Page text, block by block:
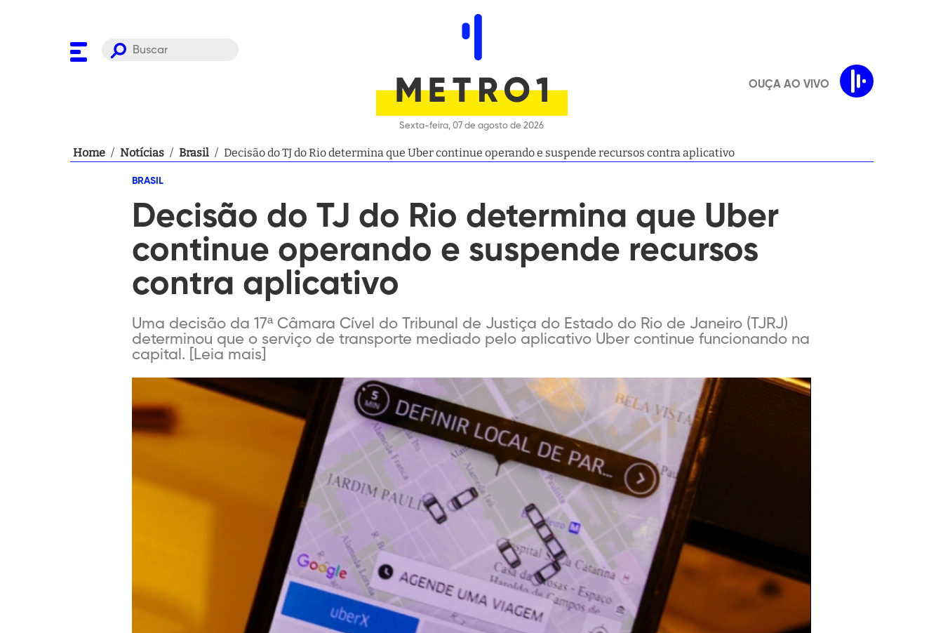
Sexta-feira, 07 de agosto de 2026
OUÇA AO VIVO
Home / Notícias / Brasil / Decisão do TJ do Rio determina que Uber continue operando e suspende recursos contra aplicativo
BRASIL
Decisão do TJ do Rio determina que Uber
continue operando e suspende recursos
contra aplicativo
Uma decisão da 17ª Câmara Cível do Tribunal de Justiça do Estado do Rio de Janeiro (TJRJ)
determinou que o serviço de transporte mediado pelo aplicativo Uber continue funcionando na
capital. [Leia mais]